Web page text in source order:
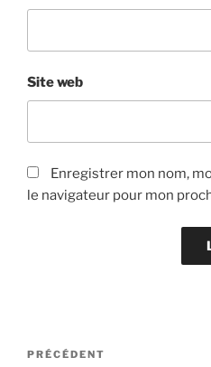
Site web
Enregistrer mon nom,
le navigateur pour mon
PRÉCÉDENT